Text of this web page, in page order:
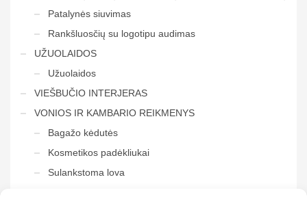
Patalynės siuvimas
Rankšluosčių su logotipu audimas
UŽUOLAIDOS
Užuolaidos
VIEŠBUČIO INTERJERAS
VONIOS IR KAMBARIO REIKMENYS
Bagažo kėdutės
Kosmetikos padėkliukai
Sulankstoma lova